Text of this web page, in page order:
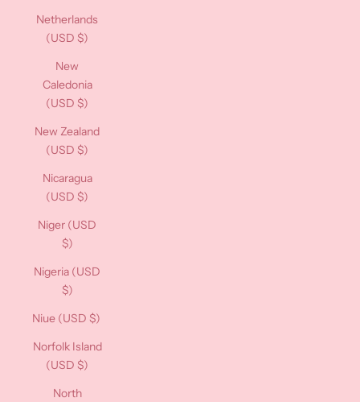
Netherlands
(USD $)
New
Caledonia
(USD $)
New Zealand
(USD $)
Nicaragua
(USD $)
Niger (USD
$)
Nigeria (USD
$)
Niue (USD $)
Norfolk Island
(USD $)
North